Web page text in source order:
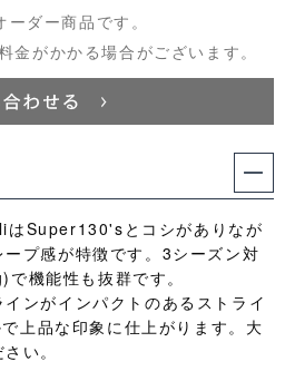
ーダー商品です。
金がかかる場合がございます。
はSuper130'sとコシがありなが
プ感が特徴です。3シーズン対
機能性も抜群です。
ンがインパクトのあるストライ
上品な印象に仕上がります。大
い。